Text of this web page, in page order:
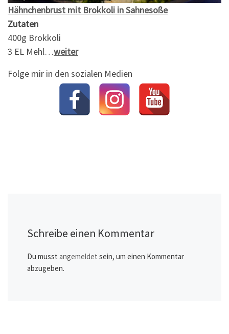
Hähnchenbrust mit Brokkoli in Sahnesoße
Zutaten
400g Brokkoli
3 EL Mehl…weiter
Folge mir in den sozialen Medien
Schreibe einen Kommentar
Du musst angemeldet sein, um einen Kommentar
abzugeben.